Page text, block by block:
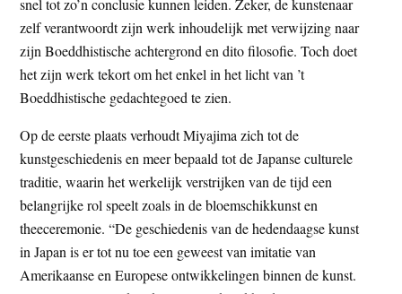
zelf verantwoordt zijn werk inhoudelijk met verwijzing naar
zijn Boeddhistische achtergrond en dito filosofie. Toch doet
het zijn werk tekort om het enkel in het licht van ’t
Boeddhistische gedachtegoed te zien.
Op de eerste plaats verhoudt Miyajima zich tot de
kunstgeschiedenis en meer bepaald tot de Japanse culturele
traditie, waarin het werkelijk verstrijken van de tijd een
belangrijke rol speelt zoals in de bloemschikkunst en
theeceremonie. “De geschiedenis van de hedendaagse kunst
in Japan is er tot nu toe een geweest van imitatie van
Amerikaanse en Europese ontwikkelingen binnen de kunst.